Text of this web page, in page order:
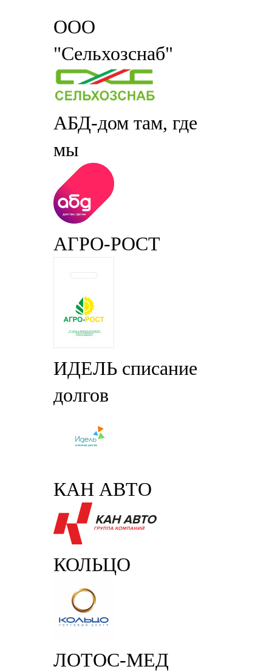
ООО
"Сельхозснаб"
АБД-дом там, где
мы
АГРО-РОСТ
ИДЕЛЬ списание
долгов
КАН АВТО
КОЛЬЦО
ЛОТОС-МЕД